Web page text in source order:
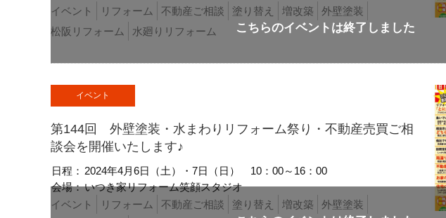
イベント
リフォーム 不動産ご相談 塗り替え 増改築
外壁塗装
松阪リフォーム
水廻りリフォーム
イベント
第144回 外壁塗装・水まわりリフォーム祭り・不動産売買ご相
談会を開催いたします♪
日程： 2024年4月6日（土）・7日（日）
10：00～16：00
会場：いつき家リフォーム笑顔スタジオ
イベント
リフォーム 不動産ご相談 塗り替え 増改築
外壁塗装